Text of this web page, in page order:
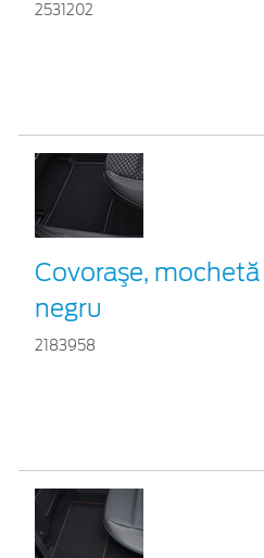
2531202
Covoraşe,
negru
2183958